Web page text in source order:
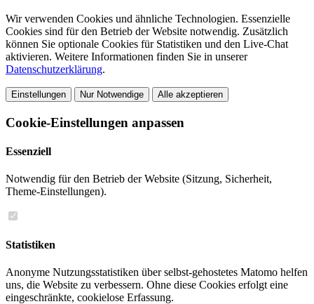
Wir verwenden Cookies und ähnliche Technologien. Essenzielle
Cookies sind für den Betrieb der Website notwendig. Zusätzlich
können Sie optionale Cookies für Statistiken und den Live-Chat
aktivieren. Weitere Informationen finden Sie in unserer
Datenschutzerklärung.
Einstellungen Nur Notwendige Alle akzeptieren
Cookie-Einstellungen anpassen
Essenziell
Notwendig für den Betrieb der Website (Sitzung, Sicherheit,
Theme-Einstellungen).
Statistiken
Anonyme Nutzungsstatistiken über selbst-gehostetes Matomo helfen
uns, die Website zu verbessern. Ohne diese Cookies erfolgt eine
eingeschränkte, cookielose Erfassung.